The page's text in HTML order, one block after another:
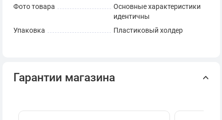
Фото товара
Основные характеристики
идентичны
Упаковка
Пластиковый холдер
Гарантии магазина